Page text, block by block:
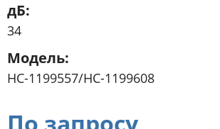
Модель
НС-1199557/НС-1199608
дБ
34